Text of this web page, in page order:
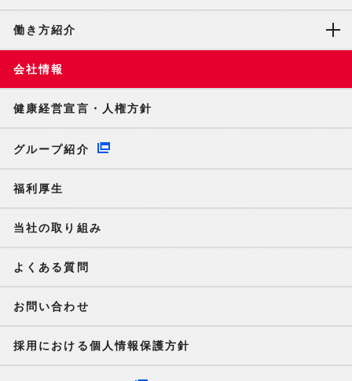
働き方紹介
会社情報
健康経営宣言・人権方針
グループ紹介
福利厚生
当社の取り組み
よくある質問
お問い合わせ
採用における個人情報保護方針